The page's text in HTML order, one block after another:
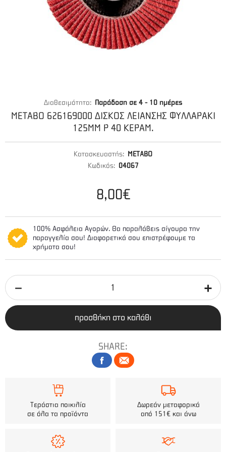
Διαθεσιμότητα: Παράδοση σε 4 - 10 ημέρες
METABO 626169000 ΔΙΣΚΟΣ ΛΕΙΑΝΣΗΣ ΦΥΛΛΑΡΑΚΙ
125MM P 40 ΚΕΡΑΜ.
Κατασκευαστής: METABO
Κωδικός: 04067
8,00€
100% Ασφάλεια Αγορών. Θα παραλάβεις σίγουρα την
παραγγελία σου! Διαφορετικά σου επιστρέφουμε τα
χρήματα σου!
προσθήκη στο καλάθι
SHARE:
Τεράστια ποικιλία
σε όλα τα προϊόντα
Δωρεάν μεταφορικά
από 151€ και άνω